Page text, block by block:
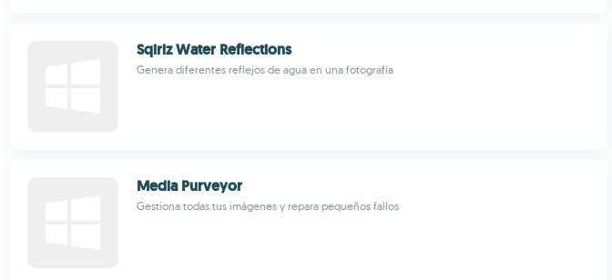
Sqirlz Water Reflections
Genera diferentes reflejos de agua en una fotografía
Media Purveyor
Gestiona todas tus imágenes y repara pequeños fallos